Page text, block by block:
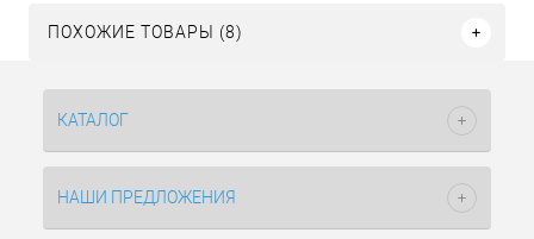
ПОХОЖИЕ ТОВАРЫ (8)
КАТАЛОГ
НАШИ ПРЕДЛОЖЕНИЯ